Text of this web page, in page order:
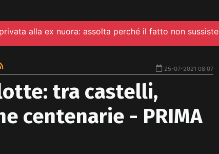
alla ex nuora: assolta perché il fatto non sussiste
25-07-2021 08:07
tra castelli,
centenarie - PRIMA